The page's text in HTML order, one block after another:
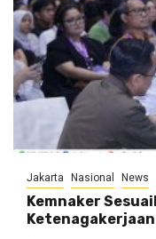
Jakarta Nasional News
Kemnaker